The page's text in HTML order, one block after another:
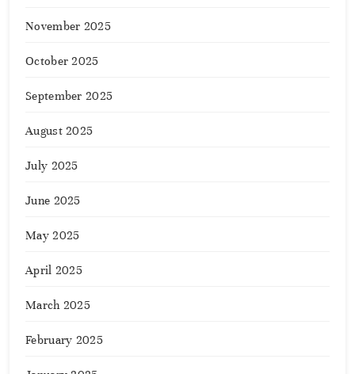
November 2025
October 2025
September 2025
August 2025
July 2025
June 2025
May 2025
April 2025
March 2025
February 2025